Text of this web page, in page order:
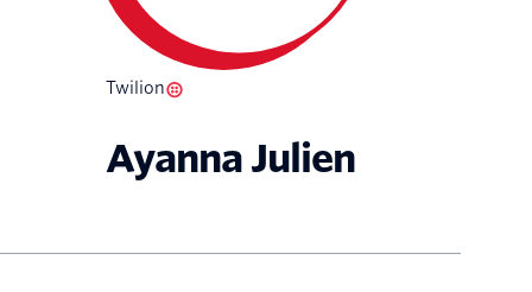
Twilion
Ayanna Julien